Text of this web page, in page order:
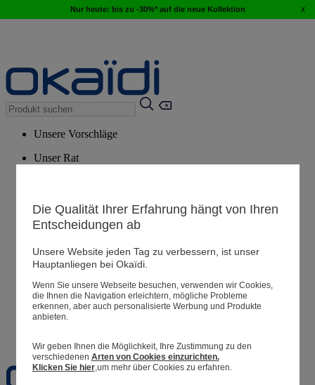
Nur heute: bis zu -30%* auf die neue Kollektion x
Unsere Vorschläge
Unser Rat
Meine Informationen
Ihre Bestellungen
Warenkorb
Die Qualität Ihrer Erfahrung hängt von Ihren
Entscheidungen ab
Unsere Website jeden Tag zu verbessern, ist unser
Hauptanliegen bei Okaïdi.
Wenn Sie unsere Webseite besuchen, verwenden wir Cookies,
die Ihnen die Navigation erleichtern, mögliche Probleme
erkennen, aber auch personalisierte Werbung und Produkte
anbieten.
Wir geben Ihnen die Möglichkeit, Ihre Zustimmung zu den
verschiedenen Arten von Cookies einzurichten.
Klicken Sie hier,um mehr über Cookies zu erfahren.